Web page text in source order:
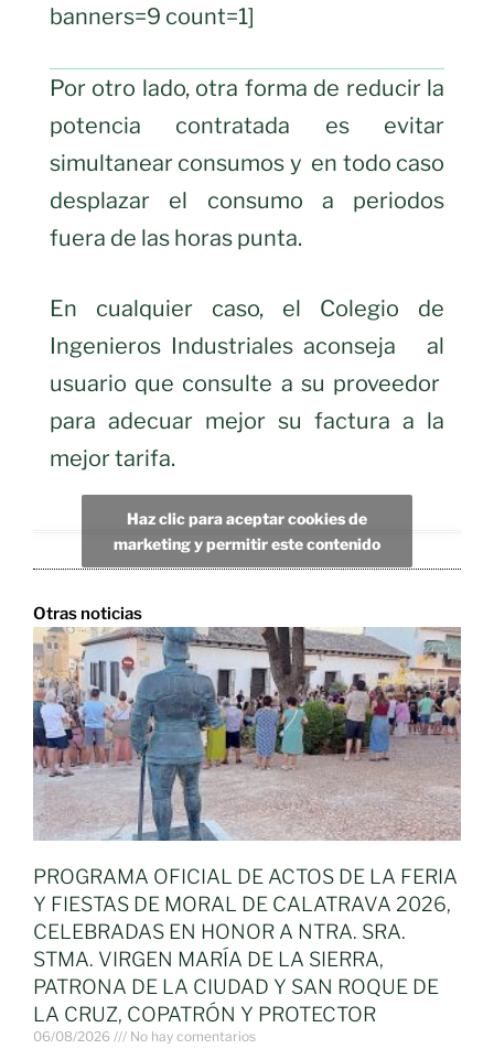
banners=9 count=1]
Por otro lado, otra forma de reducir la
potencia contratada es evitar
simultanear consumos y en todo caso
desplazar el consumo a periodos
fuera de las horas punta.
En cualquier caso, el Colegio de
Ingenieros Industriales aconseja
al
usuario que consulte a su proveedor
para adecuar mejor su factura a la
mejor tarifa.
Haz clic para aceptar cookies de
marketing y permitir este contenido
Otras noticias
PROGRAMA OFICIAL DE ACTOS DE LA FERIA
Y FIESTAS DE MORAL DE CALATRAVA 2026,
CELEBRADAS EN HONOR A NTRA. SRA.
STMA. VIRGEN MARÍA DE LA SIERRA,
PATRONA DE LA CIUDAD Y SAN ROQUE DE
LA CRUZ, COPATRÓN Y PROTECTOR
06/08/2026 No hay comentarios